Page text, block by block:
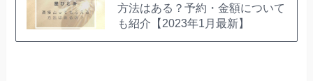
方法はある？予約・金額について
も紹介【2023年1月最新】